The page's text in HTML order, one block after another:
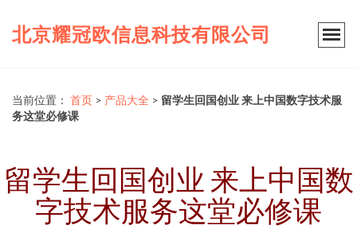
北京耀冠欧信息科技有限公司
当前位置： 首页 > 产品大全 > 留学生回国创业 来上中国数字技术服
务这堂必修课
留学生回国创业 来上中国数
字技术服务这堂必修课